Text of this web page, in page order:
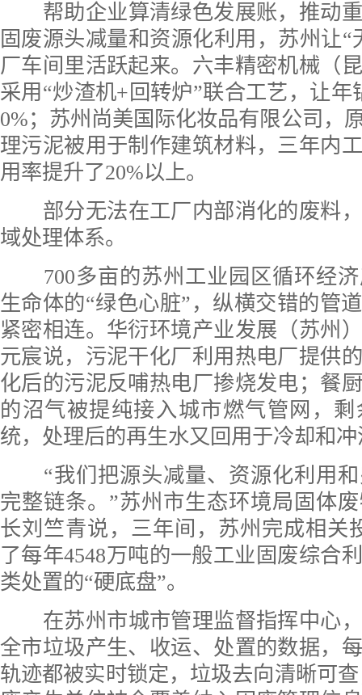
帮助企业算清绿色发展账，推动
固废源头减量和资源化利用，苏州让“
厂车间里活跃起来。六丰精密机械（
采用“炒渣机+回转炉”联合工艺，让年
0%；苏州尚美国际化妆品有限公司，
理污泥被用于制作建筑材料，三年内
用率提升了20%以上。
部分无法在工厂内部消化的废料
域处理体系。
700多亩的苏州工业园区循环经
生命体的“绿色心脏”，纵横交错的管
紧密相连。华衍环境产业发展（苏州
元宸说，污泥干化厂利用热电厂提供
化后的污泥反哺热电厂掺烧发电；餐
的沼气被提纯接入城市燃气管网，
统，处理后的再生水又回用于冷却和
“我们把源头减量、资源化利用
完整链条。”苏州市生态环境局固体
长刘竺青说，三年间，苏州完成相关
了每年4548万吨的一般工业固废综合
类处置的“硬底盘”。
在苏州市城市管理监督指挥中心
全市垃圾产生、收运、处置的数据，
轨迹都被实时锁定，垃圾去向清晰可